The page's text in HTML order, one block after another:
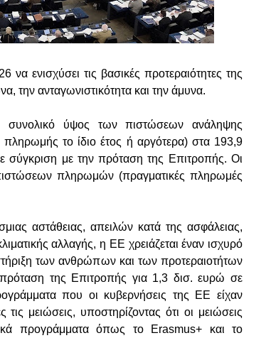
ενισχύσει τις βασικές προτεραιότητες της
την ανταγωνιστικότητα και την άμυνα.
συνολικό ύψος των πιστώσεων ανάληψης
το ίδιο έτος ή αργότερα) στα 193,9
με την πρόταση της Επιτροπής. Οι
πληρωμών (πραγματικές πληρωμές
αστάθειας, απειλών κατά της ασφάλειας,
αλλαγής, η ΕΕ χρειάζεται έναν ισχυρό
των ανθρώπων και των προτεραιοτήτων
της Επιτροπής για 1,3 δισ. ευρώ σε
που οι κυβερνήσεις της ΕΕ είχαν
μειώσεις, υποστηρίζοντας ότι οι μειώσεις
προγράμματα όπως το Erasmus+ και το